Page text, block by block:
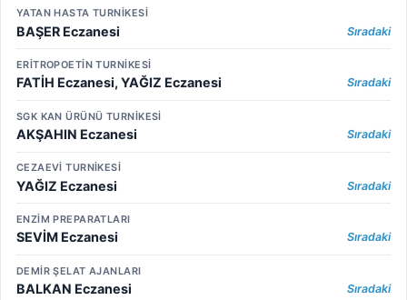
YATAN HASTA TURNİKESİ
BAŞER Eczanesi Sıradaki
ERİTROPOETİN TURNİKESİ
FATİH Eczanesi, YAĞIZ Eczanesi Sıradaki
SGK KAN ÜRÜNÜ TURNİKESİ
AKŞAHIN Eczanesi Sıradaki
CEZAEVİ TURNİKESİ
YAĞIZ Eczanesi Sıradaki
ENZİM PREPARATLARI
SEVİM Eczanesi Sıradaki
DEMİR ŞELAT AJANLARI
BALKAN Eczanesi Sıradaki